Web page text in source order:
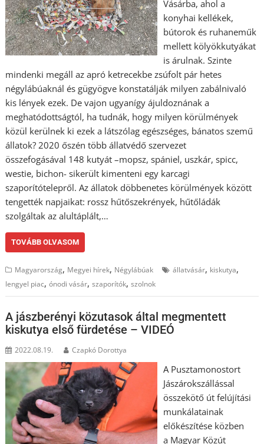
Vásárba, ahol a
konyhai kellékek,
bútorok és ruhaneműk
mellett kölyökkutyákat
is árulnak. Szinte
mindenki megáll az apró ketrecekbe zsúfolt pár hetes
négylábúaknál és gügyögve konstatálják milyen zabálnivaló
kis lények ezek. De vajon ugyanígy ájuldoznának a
meghatódottságtól, ha tudnák, hogy milyen körülmények
közül kerülnek ki ezek a látszólag egészséges, bánatos szemű
állatok? 2020 őszén több állatvédő szervezet
összefogásával 148 kutyát –mopsz, spániel, uszkár, spicc,
westie, bichon- sikerült kimenteni egy karcagi
szaporítótelepről. Az állatok döbbenetes körülmények között
tengették napjaikat: rossz hűtőszekrények, hűtőládák
szolgáltak az alultáplált,…
TOVÁBB OLVASOM
Magyarország, Megyei hírek, Négylábúak állatvásár, kiskutya,
lengyel piac,ónodi vásár,szaporítók,szolnok
A jászberényi közutasok által megmentett
kiskutya első fürdetése – VIDEÓ
2022.08.19. Czapkó Dorottya
A Pusztamonostort
Jászárokszállással
összekötő út felújítási
munkálatainak
előkészítése közben
a Magyar Közút